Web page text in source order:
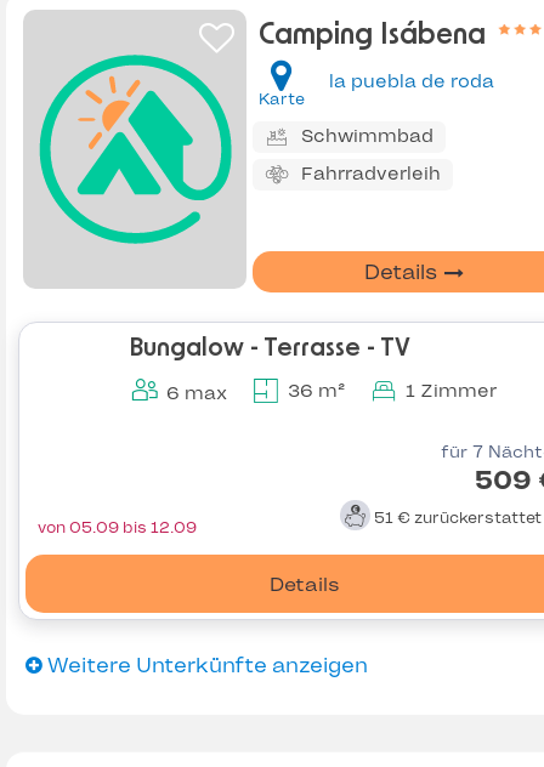
Camping Isábena
Karte
la puebla de roda
Schwimmbad
Fahrradverleih
Details
Bungalow - Terrasse - TV
6 max 36 m² 1 Zimmer
für 7
509
51 € zurückerstattet
Details
von 05.09 bis 12.09
Weitere Unterkünfte anzeigen